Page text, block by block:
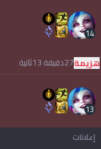
14
هزيمة27دقيقة 13ثانية
13
إعلانات